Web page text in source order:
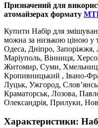
Призначений для
атомайзерах формату
Купити Набір для
можна за низькою ціною у
Одеса, Дніпро, Запоріжжя,
Маріуполь, Вінниця,
Житомир, Суми,
Кропивницький , Івано-
Луцьк, Ужгород,
Краматорськ, Лозова,
Олександрія, Прилуки,
Характеристики: